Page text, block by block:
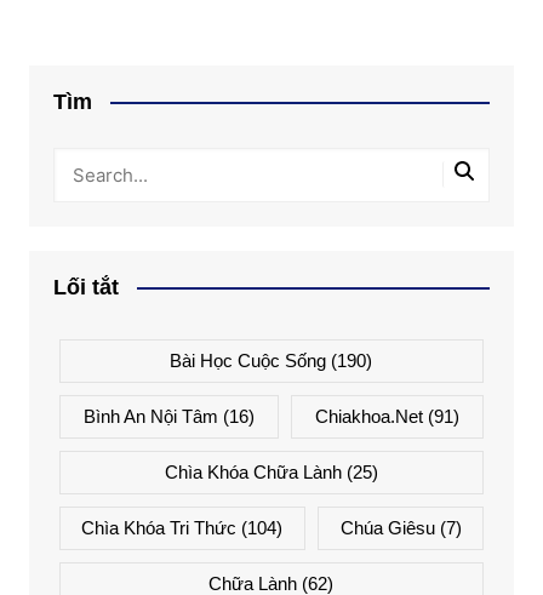
Tìm
Lối tắt
Bài Học Cuộc Sống (190)
Bình An Nội Tâm (16) Chiakhoa.net (91)
Chìa Khóa Chữa Lành(25)
Chìa Khóa Tri Thức (104) Chúa Giêsu(7)
Chữa Lành (62)